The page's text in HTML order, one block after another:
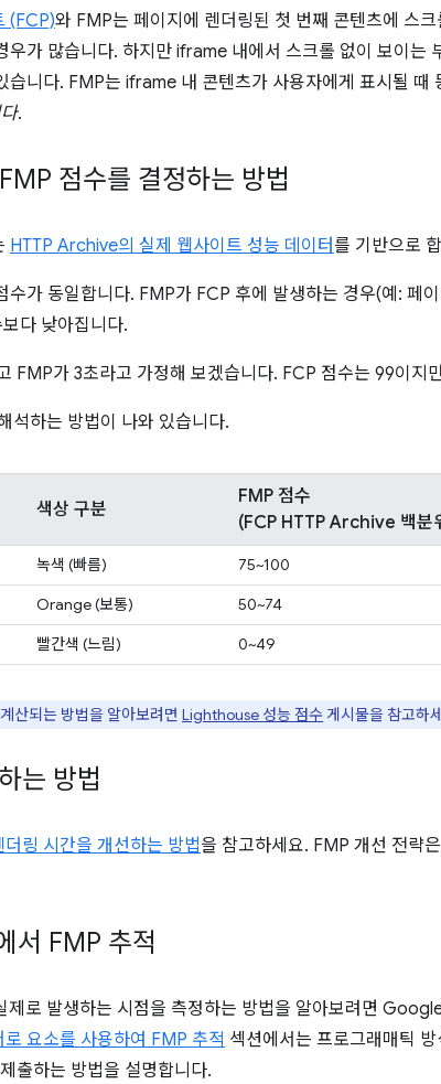
(FCP)와 FMP는 페이지에 렌더링된 첫 번째 콘텐츠에 스
우가 많습니다. 하지만 iframe 내에서 스크롤 없이 보이는
습니다. FMP는 iframe 내 콘텐츠가 사용자에게 표시될
.
점수를 결정하는 방법
HTTP Archive의 실제 웹사이트 성능 데이터를 기반으로
수가 동일합니다. FMP가 FCP 후에 발생하는 경우(예: 페
다 낮아집니다.
FMP가 3초라고 가정해 보겠습니다. FCP 점수는 99이지
석하는 방법이 나와 있습니다.
색상 구분
FMP 점수
(FCP HTTP Archive 백분
녹색 (빠름)
75~100
Orange (보통)
50~74
빨간색 (느림) 0~49
산되는 방법을 알아보려면 Lighthouse 성능 점수 게시물을 참고하
는 방법
링 시간을 개선하는 방법을 참고하세요. FMP 개선 전략
서 FMP 추적
제로 발생하는 시점을 측정하는 방법을 알아보려면
로 요소를 사용하여 FMP 추적 섹션에서는 프로그래매틱
출하는 방법을 설명합니다.